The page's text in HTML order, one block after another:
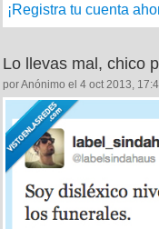
¡Registra tu cuenta
Lo llevas mal, chico
por Anónimo el 4 oct 2013,